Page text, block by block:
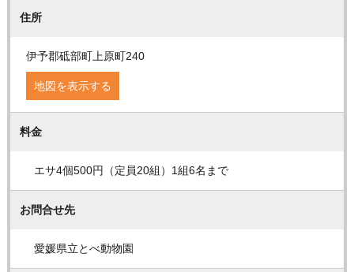
住所
伊予郡砥部町上原町240
地図を表示する
料金
エサ4個500円（定員20組）1組6名まで
お問合せ先
愛媛県立とべ動物園